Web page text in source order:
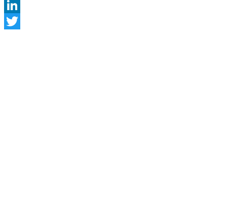
Behance
LinkedIn